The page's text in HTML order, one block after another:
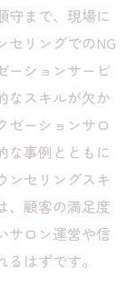
守まで、現場に
セリングでのNG
ーションサービ
なスキルが欠か
ゼーションサロ
な事例とともに
ンセリングスキ
、顧客の満足度
サロン運営や信
はずです。